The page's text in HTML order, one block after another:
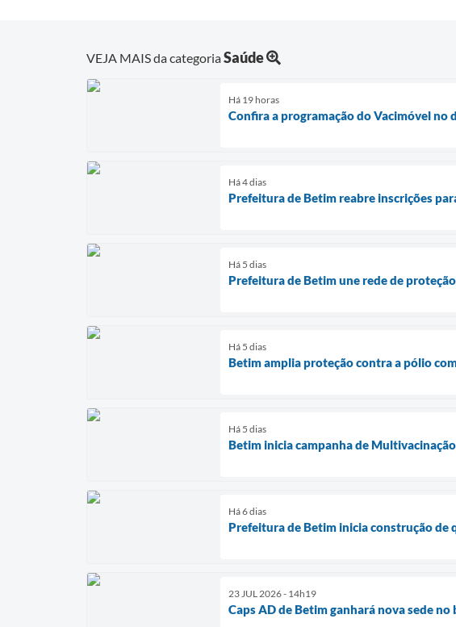
VEJA MAIS da categoriaSaúde
Há 19 horas
Confira a programação do Vacimóvel no
Há 4 dias
Prefeitura de Betim reabre inscrições
Há 5 dias
Prefeitura de Betim une rede de
Há 5 dias
Betim amplia proteção contra a pólio
Há 5 dias
Betim inicia campanha de
Há 6 dias
Prefeitura de Betim inicia construção de
23 JUL 2026 - 14h19
Caps AD de Betim ganhará nova sede no